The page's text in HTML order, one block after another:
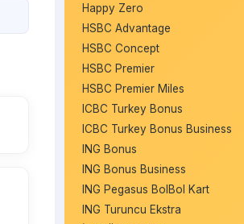
Happy Zero
HSBC Advantage
HSBC Concept
HSBC Premier
HSBC Premier Miles
ICBC Turkey Bonus
ICBC Turkey Bonus Business
ING Bonus
ING Bonus Business
ING Pegasus BolBol Kart
ING Turuncu Ekstra